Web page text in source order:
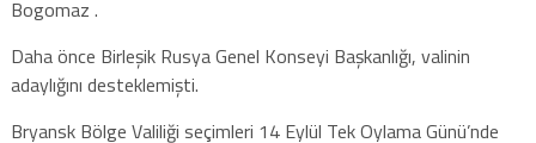
Bogomaz .
Daha önce Birleşik Rusya Genel Konseyi Başkanlığı, valinin
adaylığını desteklemişti.
Bryansk Bölge Valiliği seçimleri 14 Eylül Tek Oylama Günü’nde